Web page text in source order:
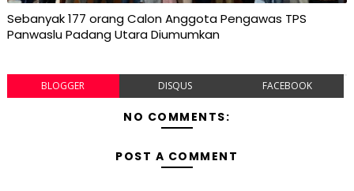
Sebanyak 177 orang Calon Anggota Pengawas TPS
Panwaslu Padang Utara Diumumkan
BLOGGER DISQUS FACEBOOK
NO COMMENTS:
POST A COMMENT